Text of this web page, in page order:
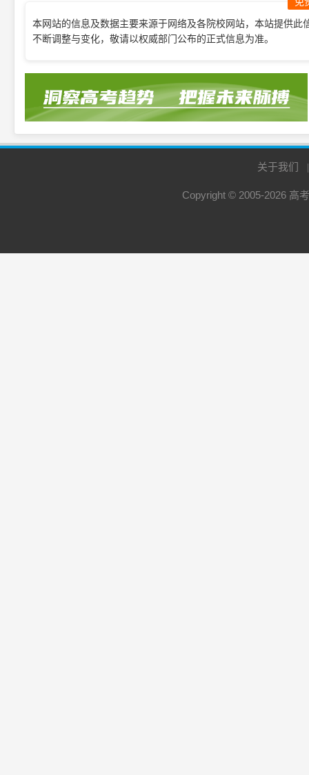
本网站的信息及数据主要来源于网络及各院校网站，本站提供
不断调整与变化，敬请以权威部门公布的正式信息为准。
关于我们
Copyright © 2005-2026 高